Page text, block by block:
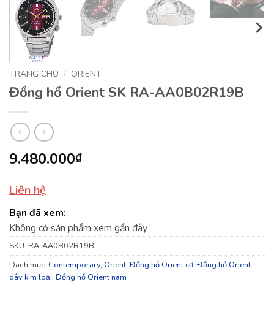
TRANG CHỦ / ORIENT
Đồng hồ Orient SK RA-AA0B02R19B
9.480.000₫
Liên hệ
Bạn đã xem:
Không có sản phẩm xem gần đây
SKU: RA-AA0B02R19B
Danh mục: Contemporary, Orient, Đồng hồ Orient cơ, Đồng hồ Orient
dây kim loại, Đồng hồ Orient nam